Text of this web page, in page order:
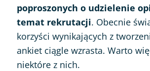
poproszonych o udzielenie
temat rekrutacji. Obecnie
korzyści wynikających z
ankiet ciągle wzrasta. Warto
niektóre z nich.